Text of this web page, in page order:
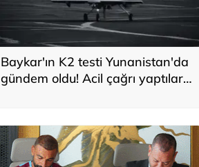
Baykar'ın K2 testi Yunanistan'da
gündem oldu! Acil çağrı yaptılar...